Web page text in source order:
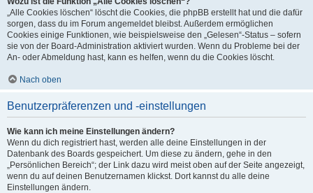
„Alle Cookies löschen“ löscht die Cookies, die phpBB erstellt hat und die dafür
sorgen, dass du im Forum angemeldet bleibst. Außerdem ermöglichen
Cookies einige Funktionen, wie beispielsweise den „Gelesen“-Status – sofern
sie von der Board-Administration aktiviert wurden. Wenn du Probleme bei der
An- oder Abmeldung hast, kann es helfen, wenn du die Cookies löscht.
Nach oben
Benutzerpräferenzen und -einstellungen
Wie kann ich meine Einstellungen ändern?
Wenn du dich registriert hast, werden alle deine Einstellungen in der
Datenbank des Boards gespeichert. Um diese zu ändern, gehe in den
„Persönlichen Bereich“; der Link dazu wird meist oben auf der Seite angezeigt,
wenn du auf deinen Benutzernamen klickst. Dort kannst du alle deine
Einstellungen ändern.